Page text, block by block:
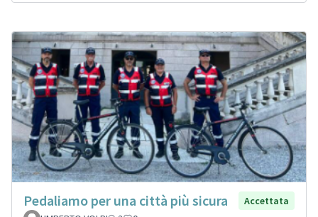
Pedaliamo per una città più sicura
Accettata